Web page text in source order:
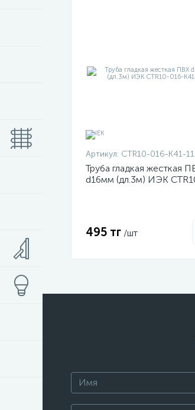
Артикул: CTR10-016-K41-
Труба гладкая жесткая
d16мм (дл.3м) ИЭК
495 тг /шт